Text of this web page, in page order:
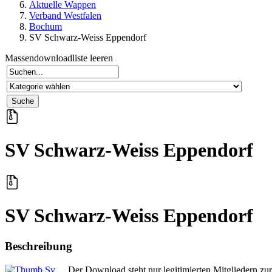
Aktuelle Wappen
Verband Westfalen
Bochum
SV Schwarz-Weiss Eppendorf
Massendownloadliste leeren
SV Schwarz-Weiss Eppendorf
SV Schwarz-Weiss Eppendorf
Beschreibung